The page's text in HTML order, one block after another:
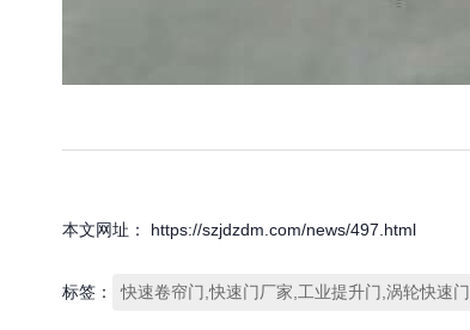
本文网址： https://szjdzdm.com/news/497.html
标签： 快速卷帘门,快速门厂家,工业提升门,涡轮快速门